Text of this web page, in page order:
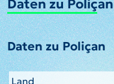
Daten zu Poliçan
Daten zu Poliçan
Land